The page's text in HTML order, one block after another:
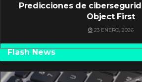
Predicciones de
Object First
23 ENERO, 2026
Flash News